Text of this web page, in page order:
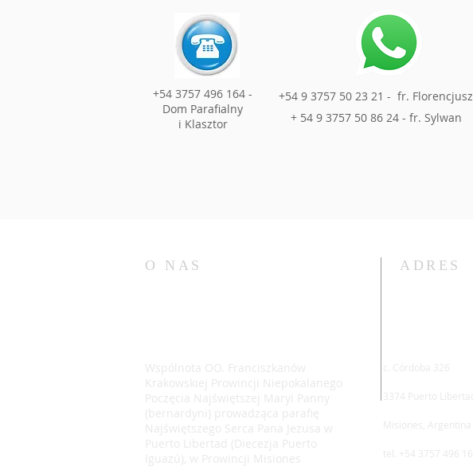
+54 3757 496 164 -
Dom Parafialny
i Klasztor
+54 9 3757 50 23 21 - fr. Florencjusz
+ 54 9 3757 50 86 24 - fr. Sylwan
O NAS ADRES